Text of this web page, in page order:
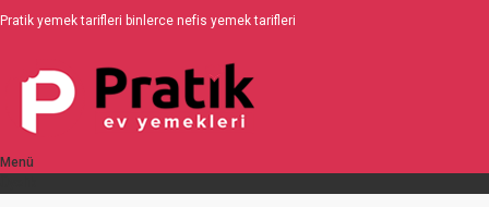
Pratik yemek tarifleri binlerce nefis yemek tarifleri
Menü